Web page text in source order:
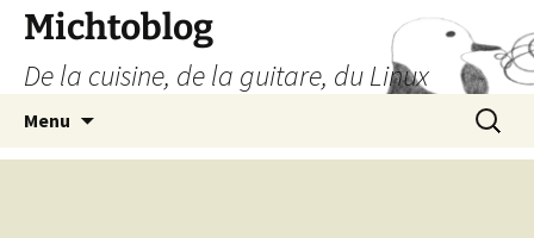
Aller
contenu
Michtoblog
De la cuisine, de la guitare, du Linux
Menu